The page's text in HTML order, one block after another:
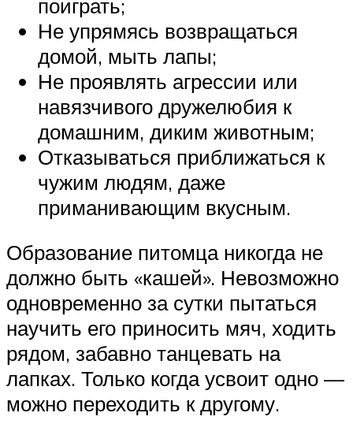
поиграть;
Не упрямясь возвращаться
домой, мыть лапы;
Не проявлять агрессии или
навязчивого дружелюбия к
домашним, диким животным;
Отказываться приближаться к
чужим людям, даже
приманивающим вкусным.
Образование питомца никогда не
должно быть «кашей». Невозможно
одновременно за сутки пытаться
научить его приносить мяч, ходить
рядом, забавно танцевать на
лапках. Только когда усвоит одно —
можно переходить к другому.